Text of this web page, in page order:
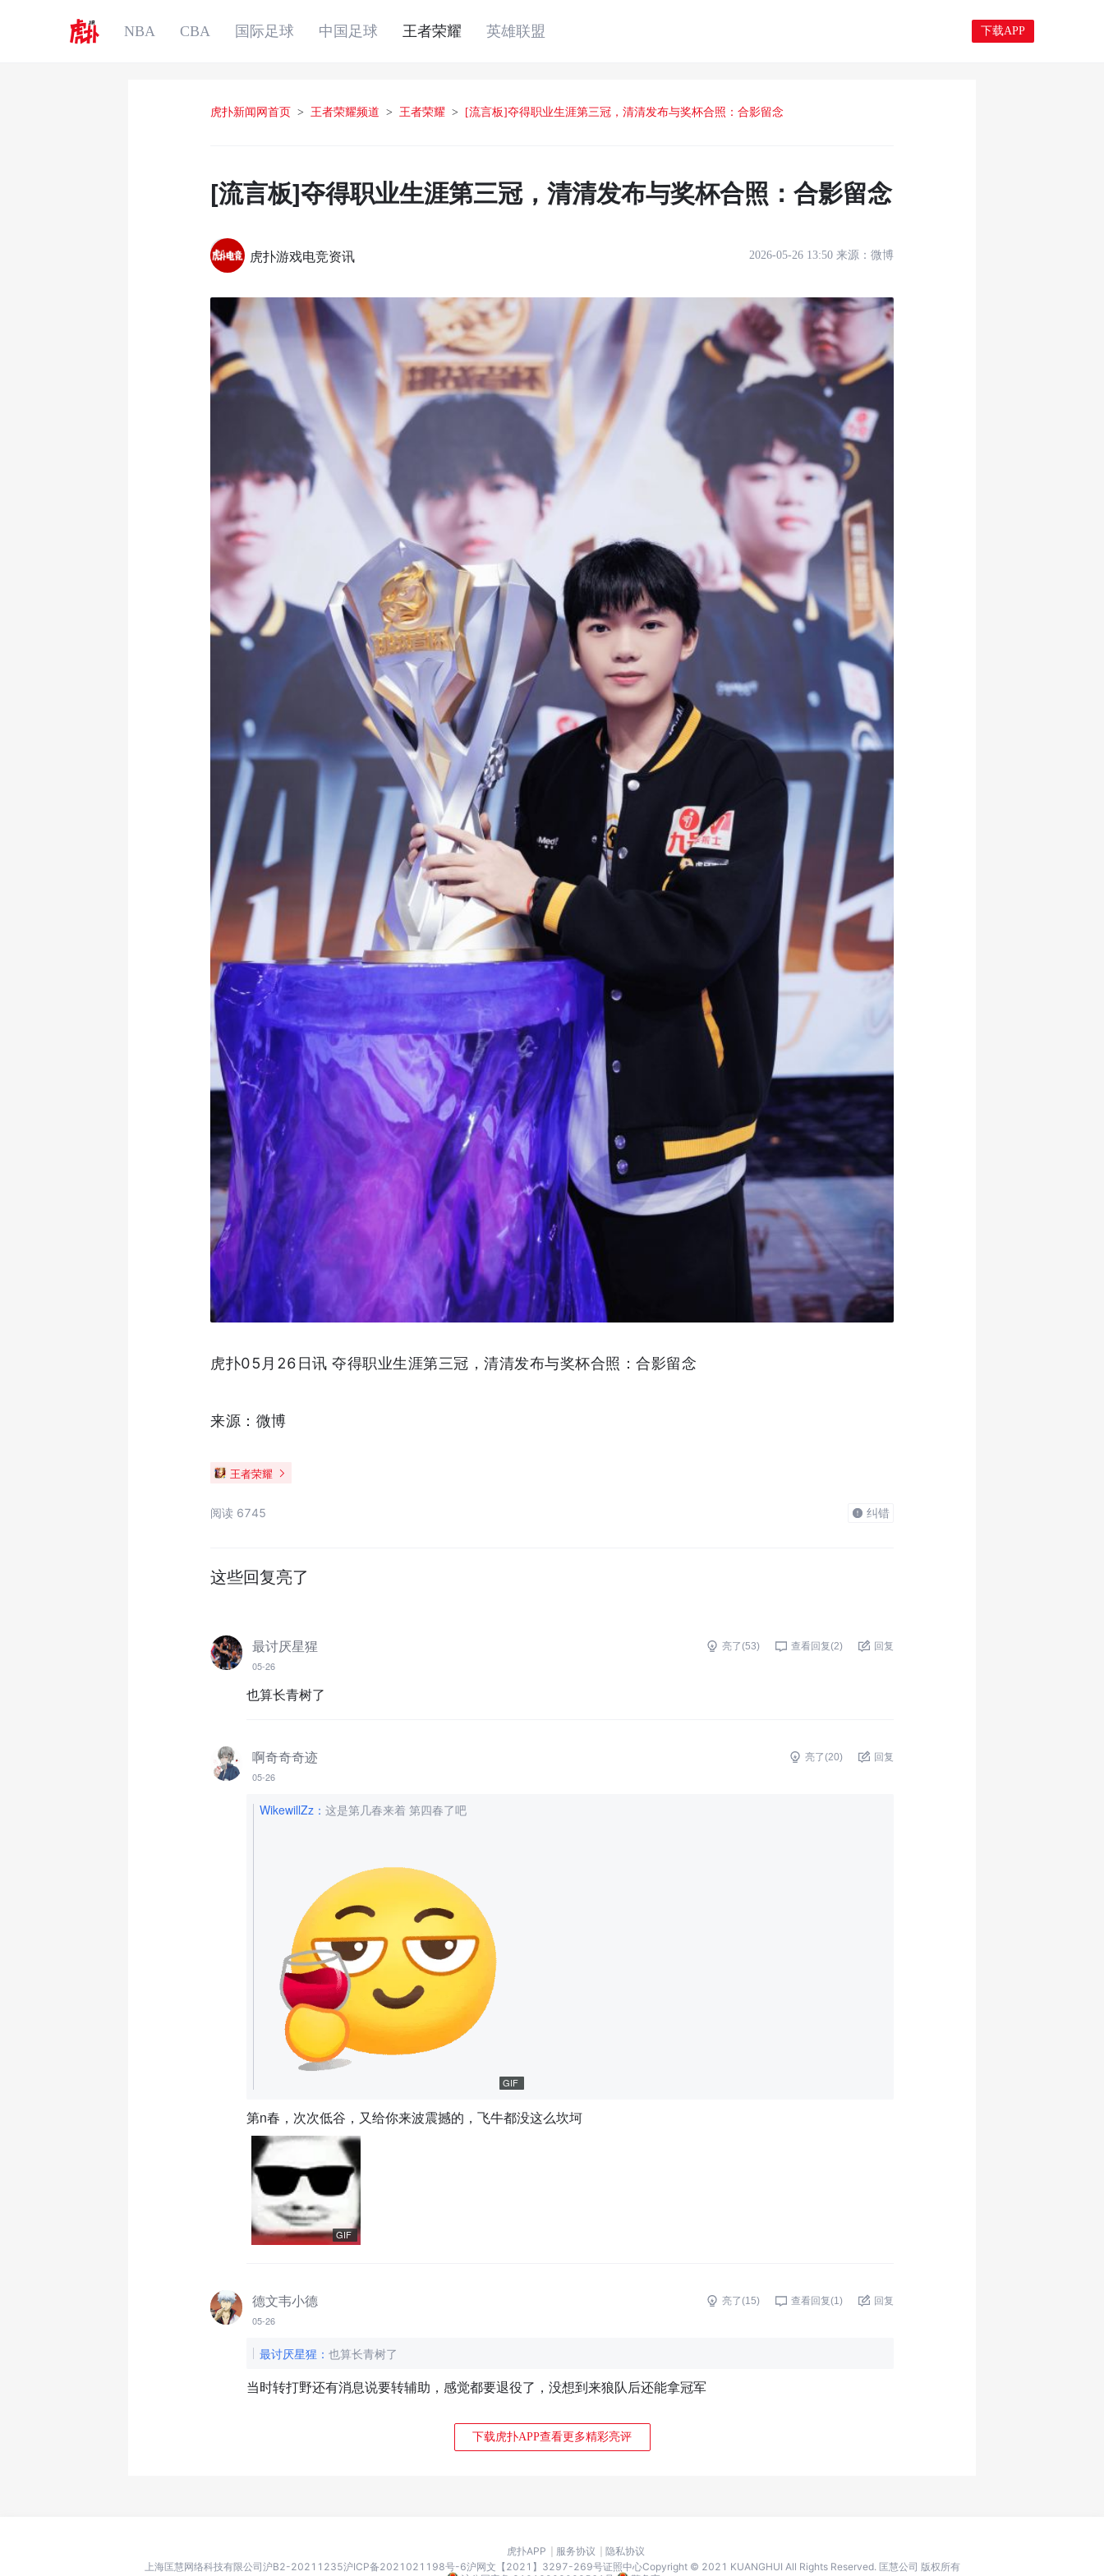
NBA CBA 国际足球 中国足球 王者荣耀 英雄联盟 下载APP
虎扑新闻网首页 > 王者荣耀频道 > 王者荣耀 > [流言板]夺得职业生涯第三冠，清清发布与奖杯合照：合影留念
[流言板]夺得职业生涯第三冠，清清发布与奖杯合照：合影留念
虎扑游戏电竞资讯 2026-05-26 13:50 来源： 微博
虎扑05月26日讯 夺得职业生涯第三冠，清清发布与奖杯合照：合影留念
来源：微博
王者荣耀
阅读 6745 纠错
这些回复亮了
最讨厌星猩
05-26
亮了(53) 查看回复(2) 回复
也算长青树了
啊奇奇奇迹
05-26
亮了(20) 回复
WikewillZz ： 这是第几春来着 第四春了吧
GIF
第n春，次次低谷，又给你来波震撼的，飞牛都没这么坎坷
GIF
德文韦小德
05-26
亮了(15) 查看回复(1) 回复
最讨厌星猩 ： 也算长青树了
当时转打野还有消息说要转辅助，感觉都要退役了，没想到来狼队后还能拿冠军
下载虎扑APP查看更多精彩亮评
虎扑APP 服务协议
隐私协议
上海匡慧网络科技有限公司沪B2-20211235沪ICP备2021021198号-6沪网文【2021】3297-269号证照中心Copyright © 2021 KUANGHUI All Rights Reserved. 匡慧公司 版权所有